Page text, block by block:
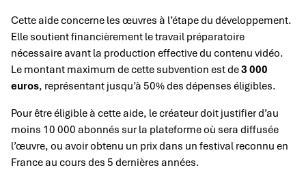
Cette aide concerne les œuvres à l’étape du développement.
Elle soutient financièrement le travail préparatoire
nécessaire avant la production effective du contenu vidéo.
Le montant maximum de cette subvention est de3 000
euros, représentant jusqu’à 50% des dépenses éligibles.
Pour être éligible à cette aide, le créateur doit justifier d’au
moins 10 000 abonnés sur la plateforme où sera diffusée
l’œuvre, ou avoir obtenu un prix dans un festival reconnu en
France au cours des 5 dernières années.